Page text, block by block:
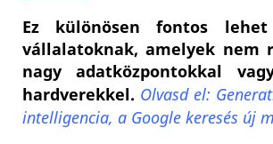
Ez különösen fontos
vállalatoknak, amelyek nem
nagy adatközpontokkal
hardverekkel. Olvasd el:
intelligencia, a Google keresés új